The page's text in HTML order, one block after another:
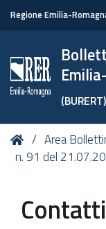
Regione Emilia-
(BURERT)
Tu
sei
Home
Area
n. 91 del
Contatti